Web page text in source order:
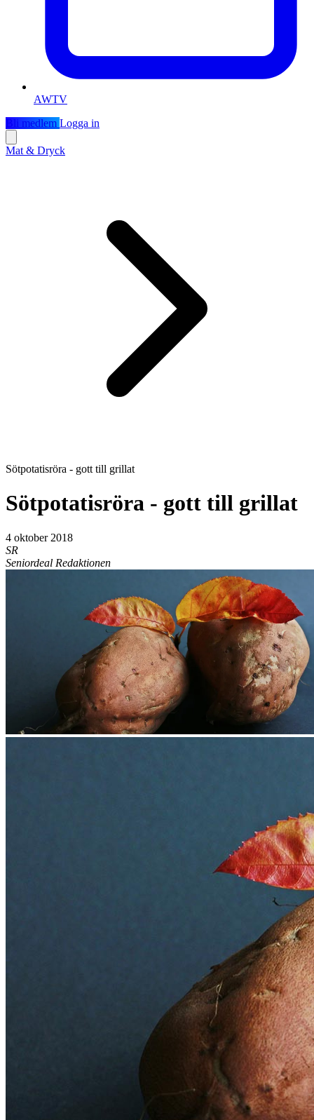
AWTV
Bli medlem Logga in
Mat & Dryck
Sötpotatisröra - gott till grillat
Sötpotatisröra - gott till grillat
4 oktober 2018
SR
Seniordeal Redaktionen